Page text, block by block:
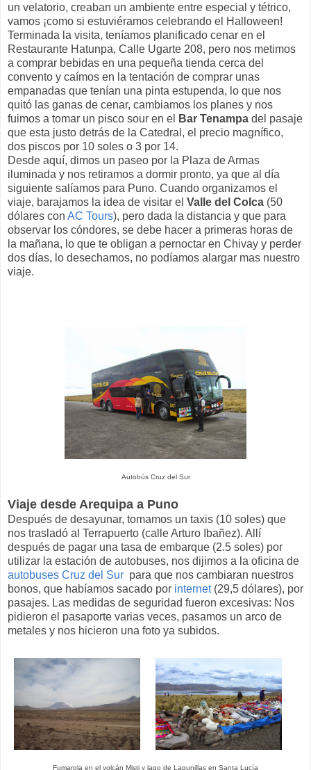
un velatorio, creaban un ambiente entre especial y tétrico,
vamos ¡como si estuviéramos celebrando el Halloween!
Terminada la visita, teníamos planificado cenar en el
Restaurante Hatunpa, Calle Ugarte 208, pero nos metimos
a comprar bebidas en una pequeña tienda cerca del
convento y caímos en la tentación de comprar unas
empanadas que tenían una pinta estupenda, lo que nos
quitó las ganas de cenar, cambiamos los planes y nos
fuimos a tomar un pisco sour en el
Bar Tenampa del pasaje
que esta justo detrás de la Catedral, el precio magnífico,
dos piscos por 10 soles o 3 por 14.
Desde aquí, dimos un paseo por la Plaza de Armas
iluminada y nos retiramos a dormir pronto, ya que al día
siguiente salíamos para Puno. Cuando organizamos el
viaje, barajamos la idea de visitar el Valle del Colca (50
dólares con AC Tours), pero dada la distancia y que para
observar los cóndores, se debe hacer a primeras horas de
la mañana, lo que te obligan a pernoctar en Chivay y perder
dos días, lo desechamos, no podíamos alargar mas nuestro
viaje.
Autobús Cruz del Sur
Viaje desde Arequipa a Puno
Después de desayunar, tomamos un taxis (10 soles) que
nos trasladó al Terrapuerto (calle Arturo Ibañez). Allí
después de pagar una tasa de embarque (2.5 soles) por
utilizar la estación de autobuses, nos dijimos a la oficina de
autobuses Cruz del Sur para que nos cambiaran nuestros
bonos, que habíamos sacado por internet(29,5 dólares), por
pasajes. Las medidas de seguridad fueron excesivas: Nos
pidieron el pasaporte varias veces, pasamos un arco de
metales y nos hicieron una foto ya subidos.
Fumarola en el volcán Misti y lago de Lagunillas en Santa Lucía